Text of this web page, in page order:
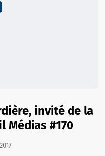
invité de la
Médias #170